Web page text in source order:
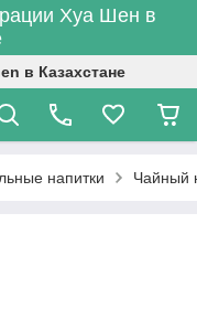
Хуа Шен в
в Казахстане
напитки Чайный